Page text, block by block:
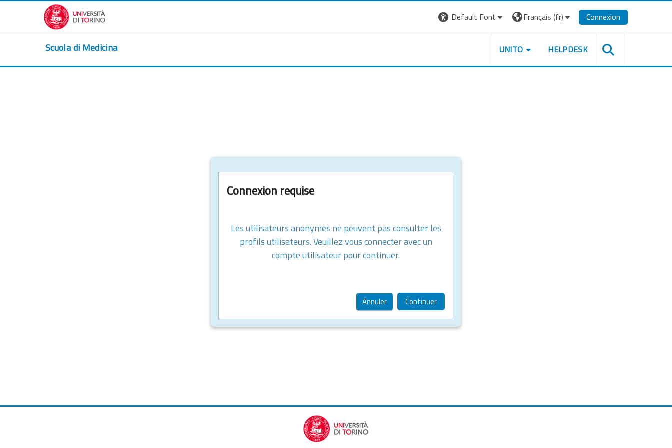
Passer au contenu principal
Default Font
Français ‎(fr)‎ Connexion
Scuola di Medicina UNITO HELPDESK
Connexion requise
Les utilisateurs anonymes ne peuvent pas consulter les
profils utilisateurs. Veuillez vous connecter avec un
compte utilisateur pour continuer.
Annuler Continuer